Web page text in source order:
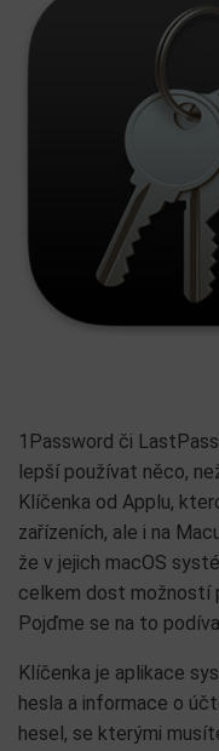
1Password či
lepší používat něco,
Klíčenka od Applu,
zařízeních, ale i na
že v jejich macOS
celkem dost možností
Pojďme se na to
Klíčenka je aplikace
hesla a informace o
hesel, se kterými